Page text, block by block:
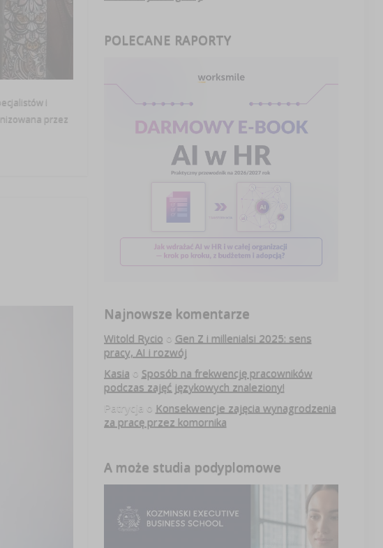
i
przez
POLECANE RAPORTY
Najnowsze komentarze
Witold Rycio o Gen Z i millenialsi 2025: sens
pracy, AI i rozwój
Kasia o Sposób na frekwencję pracowników
podczas zajęć językowych znaleziony!
Patrycja o Konsekwencje zajęcia wynagrodzenia
za pracę przez komornika
A może studia podyplomowe